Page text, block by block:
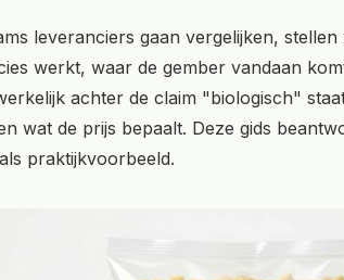
leveranciers gaan vergelijken,
werkt, waar de gember vandaan
achter de claim "biologisch"
wat de prijs bepaalt. Deze gids
praktijkvoorbeeld.